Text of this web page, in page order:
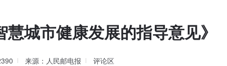
慧城市健康发展的指导意见》
来源：人民邮电报 评论区